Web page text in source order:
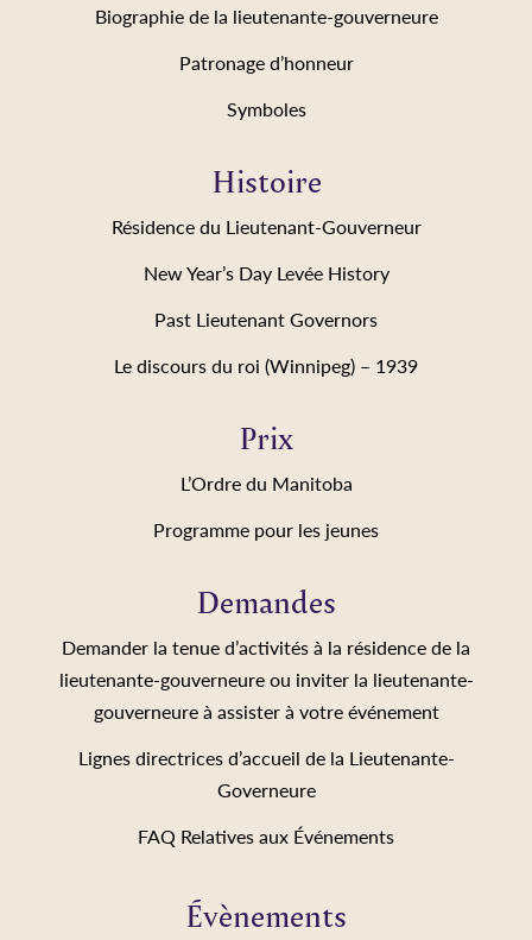
Biographie de la lieutenante-gouverneure
Patronage d’honneur
Symboles
Histoire
Résidence du Lieutenant-Gouverneur
New Year’s Day Levée History
Past Lieutenant Governors
Le discours du roi (Winnipeg) – 1939
Prix
L’Ordre du Manitoba
Programme pour les jeunes
Demandes
Demander la tenue d’activités à la résidence de la
lieutenante-gouverneure ou inviter la lieutenante-
gouverneure à assister à votre événement
Lignes directrices d’accueil de la Lieutenante-
Governeure
FAQ Relatives aux Événements
Évènements